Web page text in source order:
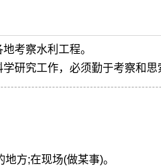
考察水利工程。
研究工作，必须勤于考察和思
方;在现场(做某事)。